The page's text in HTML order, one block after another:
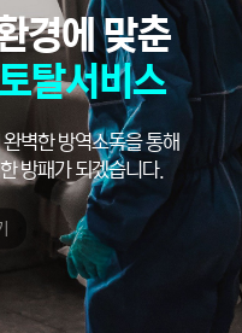
경에 맞춘
탈서비스
벽한 방역소독을 통해
방패가 되겠습니다.